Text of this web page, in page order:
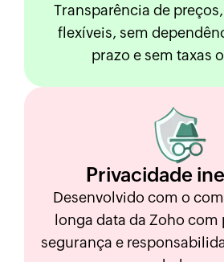
Transparência de
flexíveis, sem
prazo e sem taxas
Privacidade
Desenvolvido com o
longa data da Zoho com
segurança e